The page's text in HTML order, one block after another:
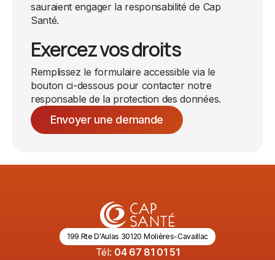
sauraient engager la responsabilité de Cap
Santé.
Exercez vos droits
Remplissez le formulaire accessible via le
bouton ci-dessous pour contacter notre
responsable de la protection des données.
Envoyer une demande
199 Rte D'Aulas 30120 Molières-Cavaillac
Tél: 04 67 81 01 51